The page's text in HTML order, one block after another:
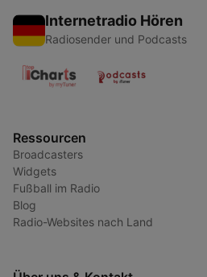
Internetradio Hören
Radiosender und Podcasts
Ressourcen
Broadcasters
Widgets
Fußball im Radio
Blog
Radio-Websites nach Land